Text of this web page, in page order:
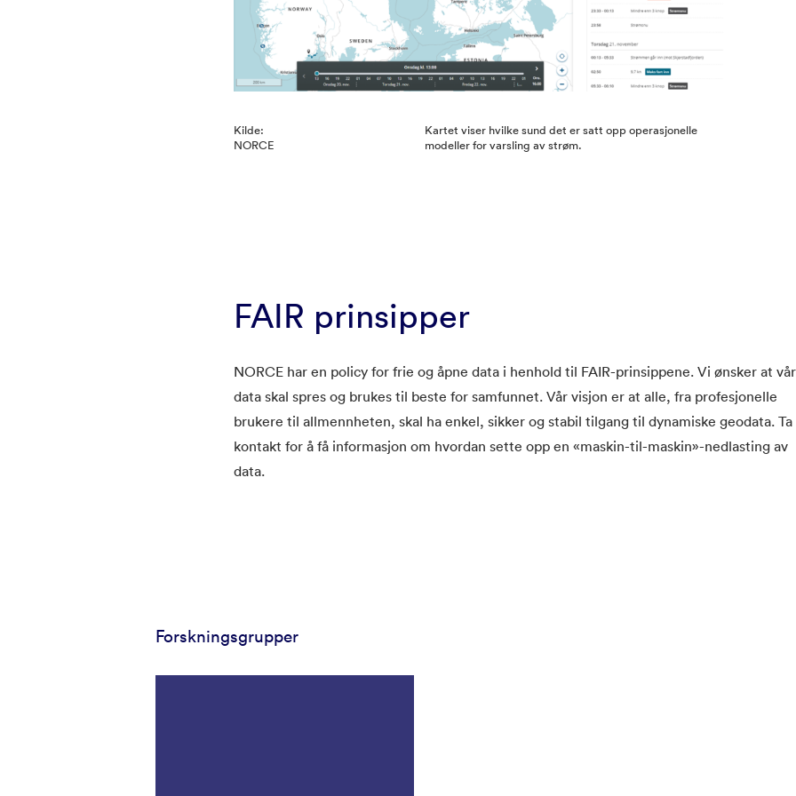
Kilde:
NORCE
Kartet viser hvilke sund det er satt opp operasjonelle
modeller for varsling av strøm.
FAIR prinsipper
NORCE har en policy for frie og åpne data i henhold til FAIR-prinsippene. Vi ønsker at
data skal spres og brukes til beste for samfunnet. Vår visjon er at alle, fra profesjonelle
brukere til allmennheten, skal ha enkel, sikker og stabil tilgang til dynamiske geodata. Ta
kontakt for å få informasjon om hvordan sette opp en «maskin-til-maskin»-nedlasting av
data.
Forskningsgrupper